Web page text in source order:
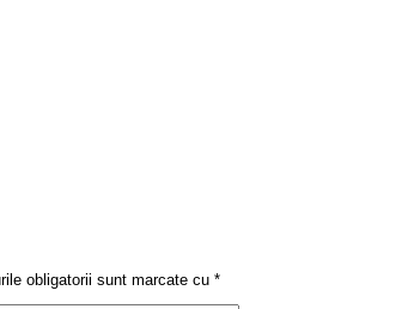
obligatorii sunt marcate cu *